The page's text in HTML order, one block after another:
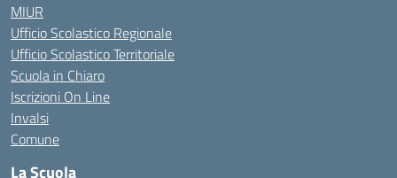
MIUR
Ufficio Scolastico Regionale
Ufficio Scolastico Territoriale
Scuola in Chiaro
Iscrizioni On Line
Invalsi
Comune
La Scuola